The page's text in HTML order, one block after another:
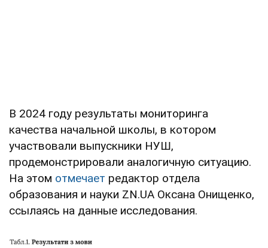
В 2024 году результаты мониторинга
качества начальной школы, в котором
участвовали выпускники НУШ,
продемонстрировали аналогичную ситуацию.
На этом отмечает редактор отдела
образования и науки ZN.UA Оксана Онищенко,
ссылаясь на данные исследования.